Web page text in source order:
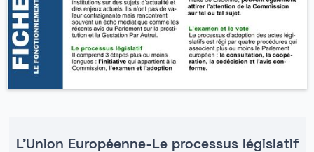
L'Union Européenne-Le processus législatif